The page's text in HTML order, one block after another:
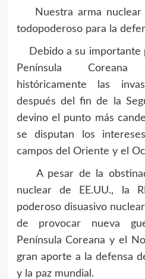
Nuestra arma nuclear
todopoderoso para la
Debido a su importante
Península
históricamente las
después del fin de la
devino el punto más
se disputan los
campos del Oriente y el
A pesar de la
nuclear de EE.UU., la
poderoso disuasivo
de provocar nueva
Península Coreana y el
gran aporte a la defensa
y la paz mundial.